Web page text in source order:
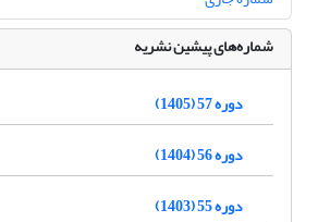
شماره‌های پیشین نشریه
دوره 57 (1405)
دوره 56 (1404)
دوره 55 (1403)